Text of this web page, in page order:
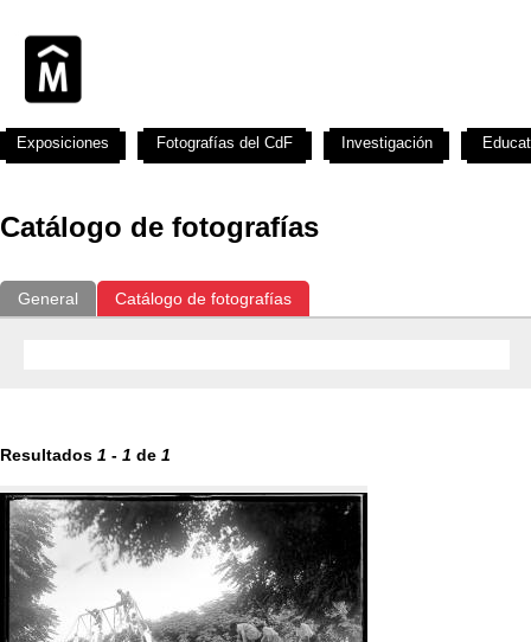
Catálogo de fotografías
General Catálogo de fotografías
Resultados 1 - 1 de 1
Exposiciones Fotografías del CdF Investigación